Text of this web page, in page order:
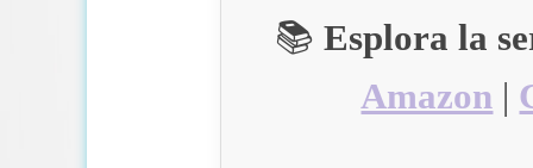
📚Esplora la
Amazon |